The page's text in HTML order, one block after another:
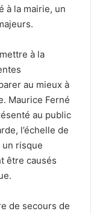
à la mairie, un
à la
au mieux à
Maurice Ferné
au public
l’échelle de
un risque
être causés
de secours de